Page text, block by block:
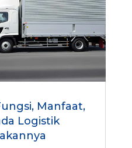
Manfaat,
Logistik